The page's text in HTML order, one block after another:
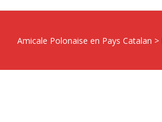
Amicale Polonaise en Pays Catalan >